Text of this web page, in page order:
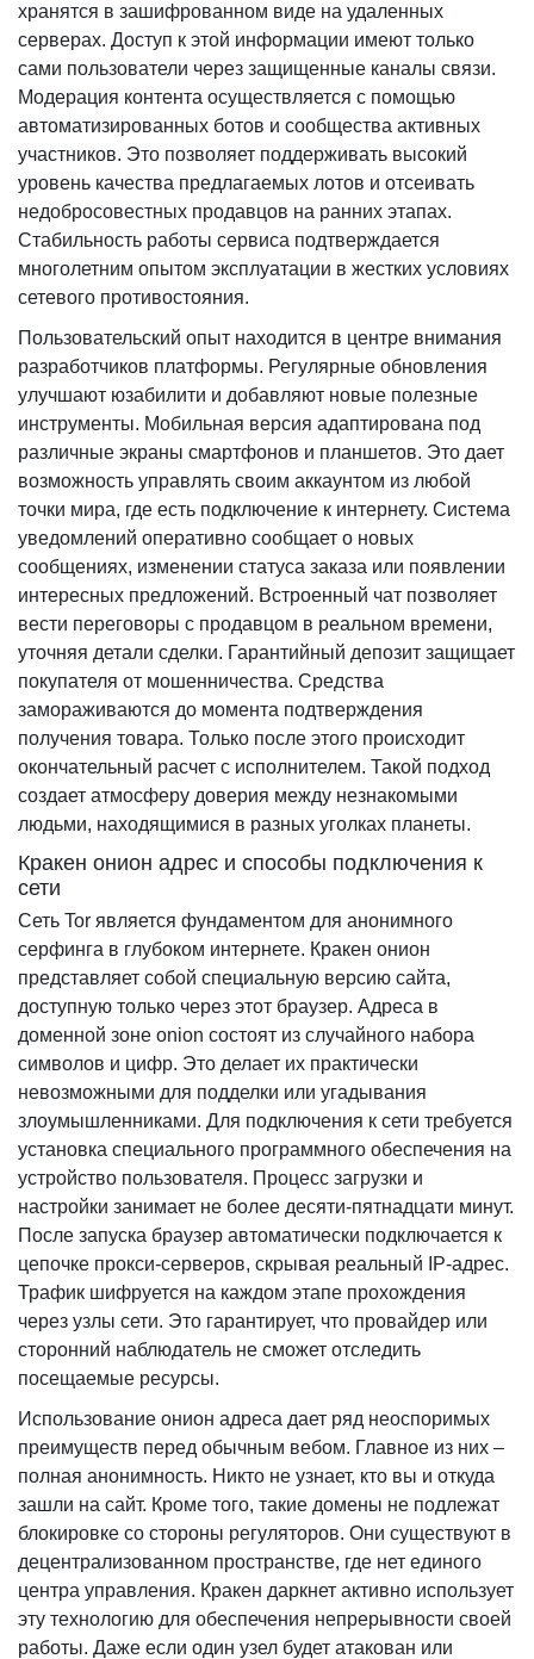
хранятся в зашифрованном виде на удаленных
серверах. Доступ к этой информации имеют только
сами пользователи через защищенные каналы связи.
Модерация контента осуществляется с помощью
автоматизированных ботов и сообщества активных
участников. Это позволяет поддерживать высокий
уровень качества предлагаемых лотов и отсеивать
недобросовестных продавцов на ранних этапах.
Стабильность работы сервиса подтверждается
многолетним опытом эксплуатации в жестких условиях
сетевого противостояния.
Пользовательский опыт находится в центре внимания
разработчиков платформы. Регулярные обновления
улучшают юзабилити и добавляют новые полезные
инструменты. Мобильная версия адаптирована под
различные экраны смартфонов и планшетов. Это дает
возможность управлять своим аккаунтом из любой
точки мира, где есть подключение к интернету. Система
уведомлений оперативно сообщает о новых
сообщениях, изменении статуса заказа или появлении
интересных предложений. Встроенный чат позволяет
вести переговоры с продавцом в реальном времени,
уточняя детали сделки. Гарантийный депозит защищает
покупателя от мошенничества. Средства
замораживаются до момента подтверждения
получения товара. Только после этого происходит
окончательный расчет с исполнителем. Такой подход
создает атмосферу доверия между незнакомыми
людьми, находящимися в разных уголках планеты.
Кракен онион адрес и способы подключения к
сети
Сеть Tor является фундаментом для анонимного
серфинга в глубоком интернете. Кракен онион
представляет собой специальную версию сайта,
доступную только через этот браузер. Адреса в
доменной зоне onion состоят из случайного набора
символов и цифр. Это делает их практически
невозможными для подделки или угадывания
злоумышленниками. Для подключения к сети требуется
установка специального программного обеспечения на
устройство пользователя. Процесс загрузки и
настройки занимает не более десяти-пятнадцати минут.
После запуска браузер автоматически подключается к
цепочке прокси-серверов, скрывая реальный IP-адрес.
Трафик шифруется на каждом этапе прохождения
через узлы сети. Это гарантирует, что провайдер или
сторонний наблюдатель не сможет отследить
посещаемые ресурсы.
Использование онион адреса дает ряд неоспоримых
преимуществ перед обычным вебом. Главное из них –
полная анонимность. Никто не узнает, кто вы и откуда
зашли на сайт. Кроме того, такие домены не подлежат
блокировке со стороны регуляторов. Они существуют в
децентрализованном пространстве, где нет единого
центра управления. Кракен даркнет активно использует
эту технологию для обеспечения непрерывности своей
работы. Даже если один узел будет атакован или